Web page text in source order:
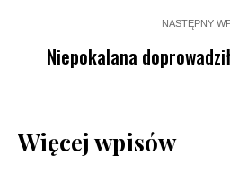
NASTĘPNY
Niepokalana
Więcej wpisów